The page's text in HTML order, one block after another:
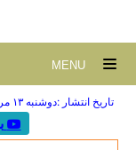
تاریخ انتشار :دوشنبه ۱۳ مرداد ۱۳۹۹ برابر با ۰۳ اگوست ۲۰۲۰